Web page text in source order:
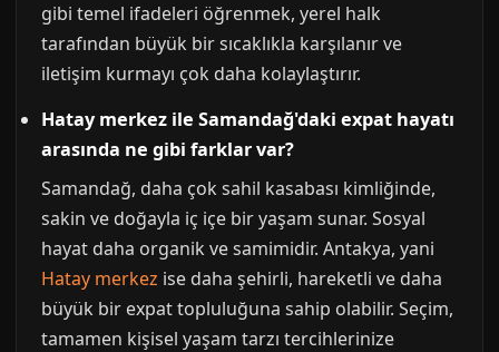
gibi temel ifadeleri öğrenmek, yerel halk
tarafından büyük bir sıcaklıkla karşılanır ve
iletişim kurmayı çok daha kolaylaştırır.
Hatay merkez ile Samandağ'daki expat hayatı
arasında ne gibi farklar var?
Samandağ, daha çok sahil kasabası kimliğinde,
sakin ve doğayla iç içe bir yaşam sunar. Sosyal
hayat daha organik ve samimidir. Antakya, yani
Hatay merkez ise daha şehirli, hareketli ve daha
büyük bir expat topluluğuna sahip olabilir. Seçim,
tamamen kişisel yaşam tarzı tercihlerinize